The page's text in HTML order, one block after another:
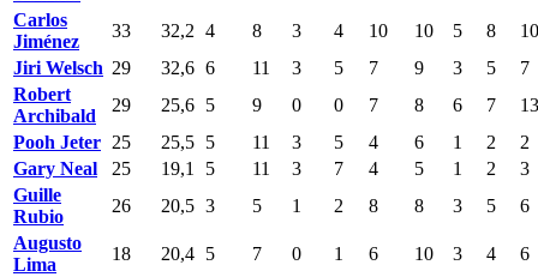
Carlos
Jiménez
33 32,2 4 8 3 4 10 10 5 8
10
Jiri Welsch 29 32,6 6 11 3 5 7 9 3 5
7
Robert
Archibald
29 25,6 5 9 0 0 7 8 6 7
13
Pooh Jeter 25 25,5 5 11 3 5 4 6 1 2
2
Gary Neal
25 19,1 5 11 3 7 4 5 1 2
3
Guille
Rubio
26 20,5 3 5 1 2 8 8 3 5
6
Augusto
Lima
18 20,4 5 7 0 1 6 10 3 4 6